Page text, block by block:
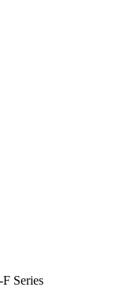
Series